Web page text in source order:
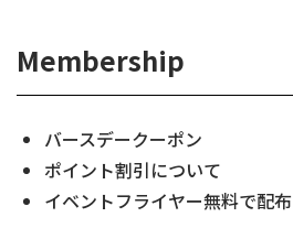
Membership
バースデークーポン
ポイント割引について
イベントフライヤー無料で配布